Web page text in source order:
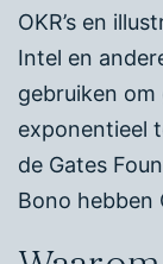
OKR’s en
Intel en
gebruiken
exponentieel
de Gates
Bono hebben